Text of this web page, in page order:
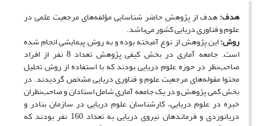
هدف:هدف از پژوهش حاضر شناسایی مؤلفه‌­های مرجعیت علمی در
علوم و فناوری دریایی کشور می‌­باشد.
روش:این پژوهش از نوع آمیخته بوده و به روش پیمایشی انجام شده
است. جامعه آماری در بخش کیفی پژوهش تعداد 8 نفر از افراد
صاحب‌نظر در حوزه علوم دریایی بودند که با استفاده از روش تحلیل
محتوا مقوله‌­های مرجعیت علوم و فناوری دریایی مشخص گردیدند. در
بخش کمی پژوهش و در یک جامعه آماری شامل استادان و صاحب‌نظران
خبره در علوم دریایی، کارشناسان علوم دریایی در سازمان بنادر و
دریانوردی و فرماندهان نیروی دریایی به تعداد 160 نفر بودند که